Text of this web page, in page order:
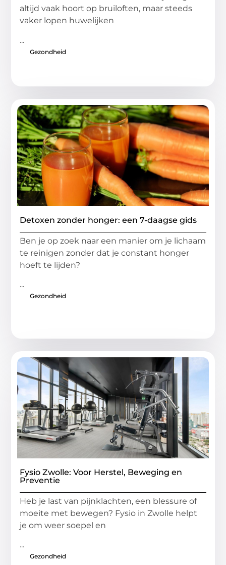
altijd vaak hoort op bruiloften, maar steeds
vaker lopen huwelijken
...
Gezondheid
Detoxen zonder honger: een 7-daagse gids
Ben je op zoek naar een manier om je lichaam
te reinigen zonder dat je constant honger
hoeft te lijden?
...
Gezondheid
Fysio Zwolle: Voor Herstel, Beweging en
Preventie
Heb je last van pijnklachten, een blessure of
moeite met bewegen? Fysio in Zwolle helpt
je om weer soepel en
...
Gezondheid